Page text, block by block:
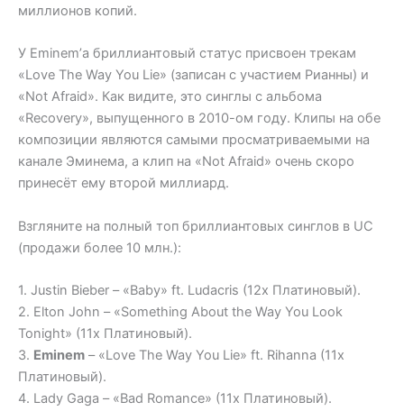
миллионов копий.
У Eminem’а бриллиантовый статус присвоен трекам
«Love The Way You Lie» (записан с участием Рианны) и
«Not Afraid». Как видите, это синглы с альбома
«Recovery», выпущенного в 2010-ом году. Клипы на обе
композиции являются самыми просматриваемыми на
канале Эминема, а клип на «Not Afraid» очень скоро
принесёт ему второй миллиард.
Взгляните на полный топ бриллиантовых синглов в UC
(продажи более 10 млн.):
1. Justin Bieber – «Baby» ft. Ludacris (12x Платиновый).
2. Elton John – «Something About the Way You Look
Tonight» (11x Платиновый).
3. Eminem – «Love The Way You Lie» ft. Rihanna (11x
Платиновый).
4. Lady Gaga – «Bad Romance» (11x Платиновый).